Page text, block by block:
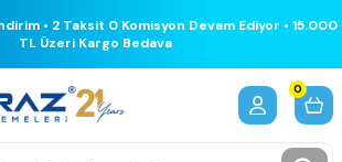
• 2 Taksit 0 Komisyon Devam Ediyor • 15.000
TL Üzeri Kargo Bedava
0